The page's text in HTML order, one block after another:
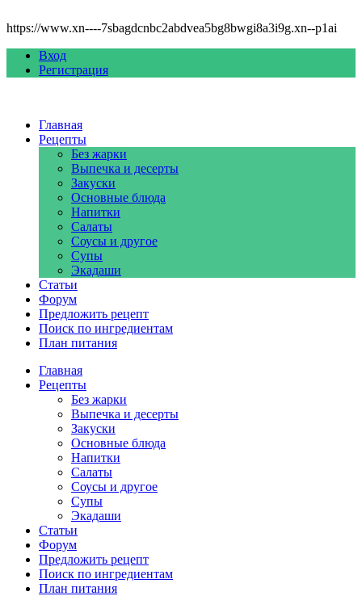
https://www.xn----7sbagdcnbc2abdvea5bg8bwgi8a3i9g.xn--p1ai
Вход
Регистрация
Главная
Рецепты
Без жарки
Выпечка и десерты
Закуски
Основные блюда
Напитки
Салаты
Соусы и другое
Супы
Экадаши
Статьи
Форум
Предложить рецепт
Поиск по ингредиентам
План питания
Главная
Рецепты
Без жарки
Выпечка и десерты
Закуски
Основные блюда
Напитки
Салаты
Соусы и другое
Супы
Экадаши
Статьи
Форум
Предложить рецепт
Поиск по ингредиентам
План питания